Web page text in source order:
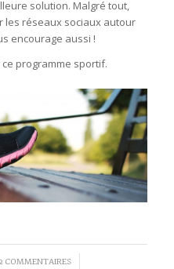
solution. Malgré tout,
les réseaux sociaux autour
encourage aussi !
programme sportif.
2 COMMENTAIRES
/